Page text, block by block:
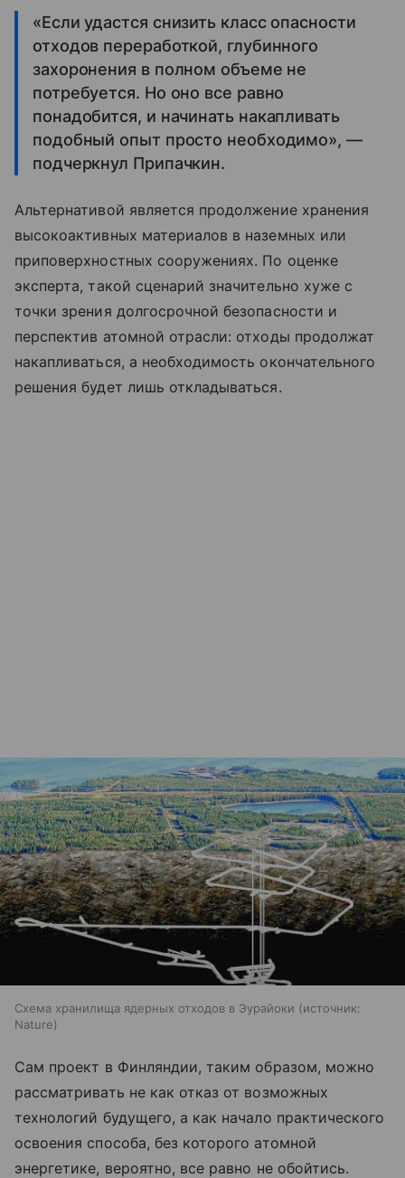
«Если удастся снизить класс опасности
отходов переработкой, глубинного
захоронения в полном объеме не
потребуется. Но оно все равно
понадобится, и начинать накапливать
подобный опыт просто необходимо», —
подчеркнул Припачкин.
Альтернативой является продолжение хранения
высокоактивных материалов в наземных или
приповерхностных сооружениях. По оценке
эксперта, такой сценарий значительно хуже с
точки зрения долгосрочной безопасности и
перспектив атомной отрасли: отходы продолжат
накапливаться, а необходимость окончательного
решения будет лишь откладываться.
Схема хранилища ядерных отходов в Эурайоки
источник:
Nature
Сам проект в Финляндии, таким образом, можно
рассматривать не как отказ от возможных
технологий будущего, а как начало практического
освоения способа, без которого атомной
энергетике, вероятно, все равно не обойтись.